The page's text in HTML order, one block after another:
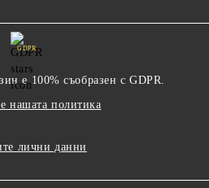
GDPR
е 100% съобразен с GDPR.
нашата политика
лични данни